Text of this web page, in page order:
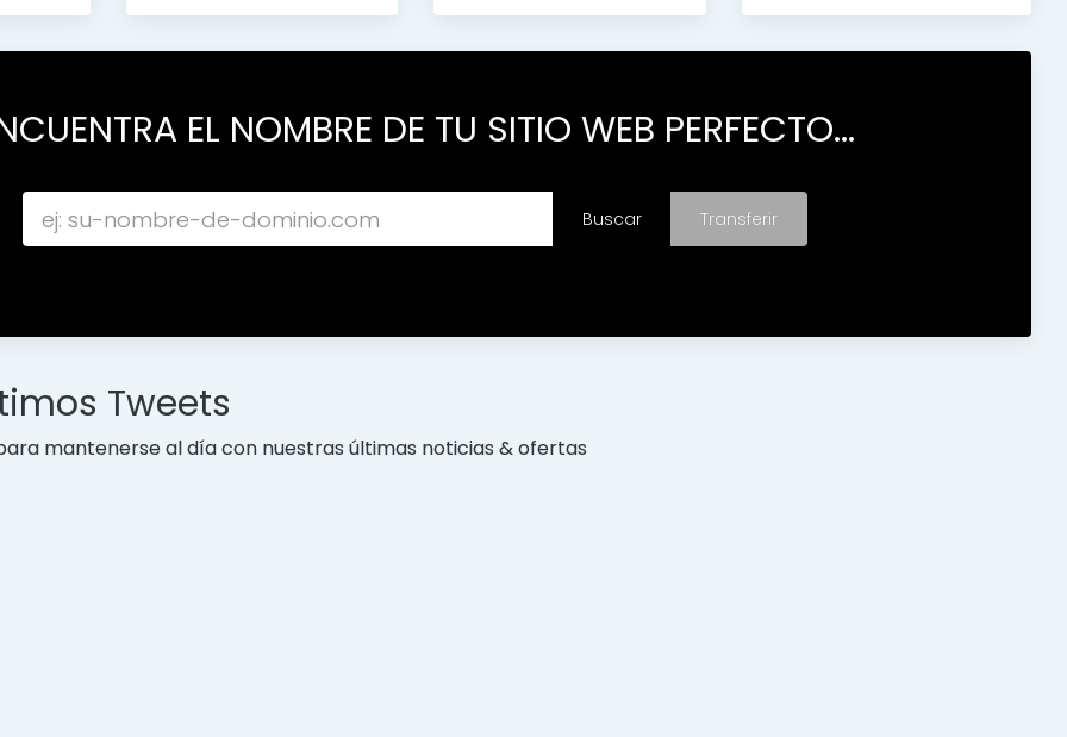
EL NOMBRE DE TU SITIO WEB PERFECTO...
Tweets
mantenerse al día con nuestras últimas noticias & ofertas